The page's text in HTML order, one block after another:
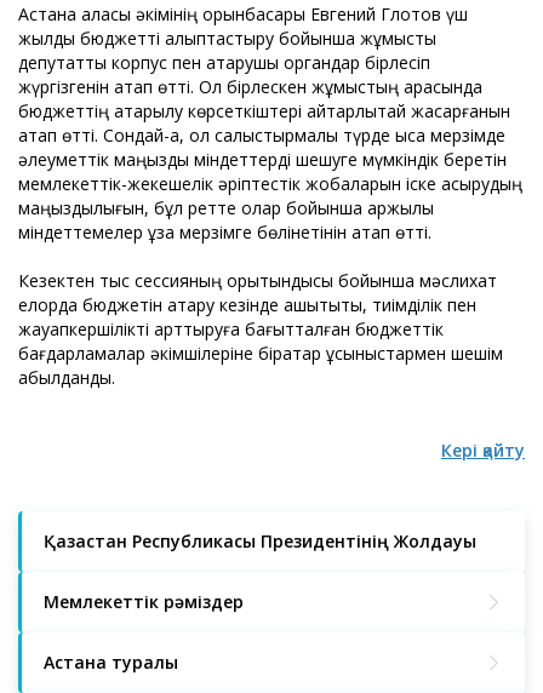
Қазақстан Республикасы Президентінің Жолдауы
Мемлекеттік рәміздер
Астана туралы
Астана қаласы әкімінің орынбасары Евгений Глотов үш
жылдық бюджетті қалыптастыру бойынша жұмысты
депутаттық корпус пен атқарушы органдар бірлесіп
жүргізгенін атап өтті. Ол бірлескен жұмыстың арқасында
бюджеттің атқарылу көрсеткіштері айтарлықтай жақсарғанын
атап өтті. Сондай-ақ, ол салыстырмалы түрде қысқа мерзімде
әлеуметтік маңызды міндеттерді шешуге мүмкіндік беретін
мемлекеттік-жекешелік әріптестік жобаларын іске асырудың
маңыздылығын, бұл ретте олар бойынша қаржылық
міндеттемелер ұзақ мерзімге бөлінетінін атап өтті.
Кезектен тыс сессияның қорытындысы бойынша мәслихат
елорда бюджетін атқару кезінде ашықтықты, тиімділік пен
жауапкершілікті арттыруға бағытталған бюджеттік
бағдарламалар әкімшілеріне бірқатар ұсыныстармен шешім
қабылданды.
Кері қайту